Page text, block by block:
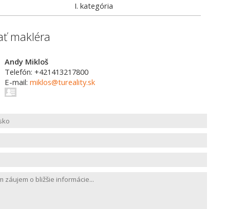
I. kategória
makléra
Andy Mikloš
Telefón: +421413217800
E-mail: miklos@tureality.sk